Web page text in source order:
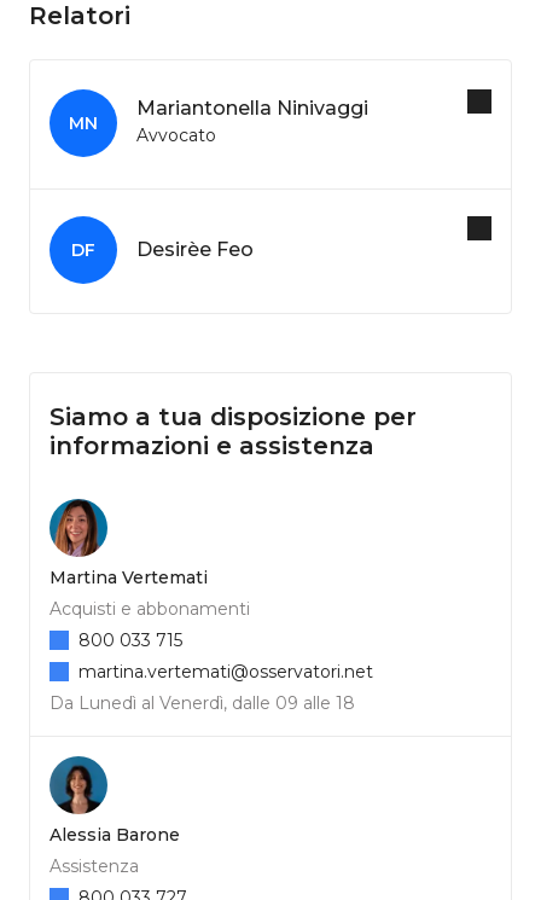
Relatori
MN
Mariantonella Ninivaggi
Avvocato
DF Desirèe Feo
Siamo a tua disposizione per
informazioni e assistenza
Martina Vertemati
Acquisti e abbonamenti
Da Lunedì al Venerdì, dalle 09 alle 18
800 033 715
martina.vertemati@osservatori.net
Alessia Barone
Assistenza